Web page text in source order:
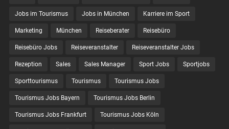
Jobs im Tourismus Jobs in München Karriere im Sport
Marketing München Reiseberater Reisebüro
Reisebüro Jobs Reiseveranstalter Reiseveranstalter Jobs
Rezeption Sales Sales Manager Sport Jobs Sportjobs
Sporttourismus Tourismus Tourismus Jobs
Tourismus Jobs Bayern Tourismus Jobs Berlin
Tourismus Jobs Frankfurt Tourismus Jobs Köln